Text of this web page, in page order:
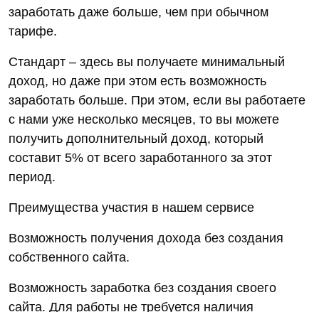
заработать даже больше, чем при обычном
тарифе.
Стандарт – здесь вы получаете минимальный
доход, но даже при этом есть возможность
заработать больше. При этом, если вы работаете
с нами уже несколько месяцев, то вы можете
получить дополнительный доход, который
составит 5% от всего заработанного за этот
период.
Преимущества участия в нашем сервисе
Возможность получения дохода без создания
собственного сайта.
Возможность заработка без создания своего
сайта. Для работы не требуется наличия